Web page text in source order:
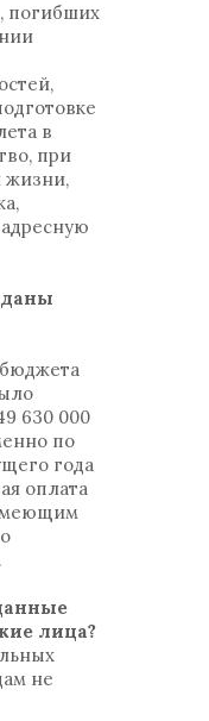
погибших
в
при
жизни,
630 000
по
года
оплата
лица?
не